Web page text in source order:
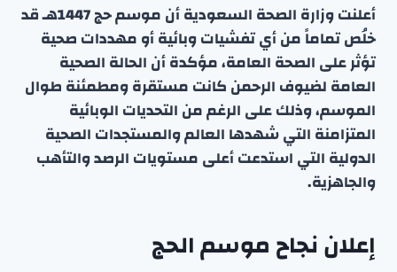
أعلنت وزارة الصحة السعودية أن موسم حج 1447هـ قد
خلُص تماماً من أي تفشيات وبائية أو مهددات صحية
تؤثر على الصحة العامة، مؤكدة أن الحالة الصحية
العامة لضيوف الرحمن كانت مستقرة ومطمئنة طوال
الموسم، وذلك على الرغم من التحديات الوبائية
المتزامنة التي شهدها العالم والمستجدات الصحية
الدولية التي استدعت أعلى مستويات الرصد والتأهب
والجاهزية.
إعلان نجاح موسم الحج